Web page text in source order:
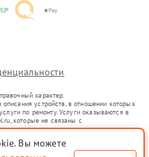
характер.
устройств, в отношении которых
по ремонту. Услуги оказываются в
которые не связаны с
представителями.
в гражданский оборот в соответствии
индивидуализации услуг или введения
Вы можете